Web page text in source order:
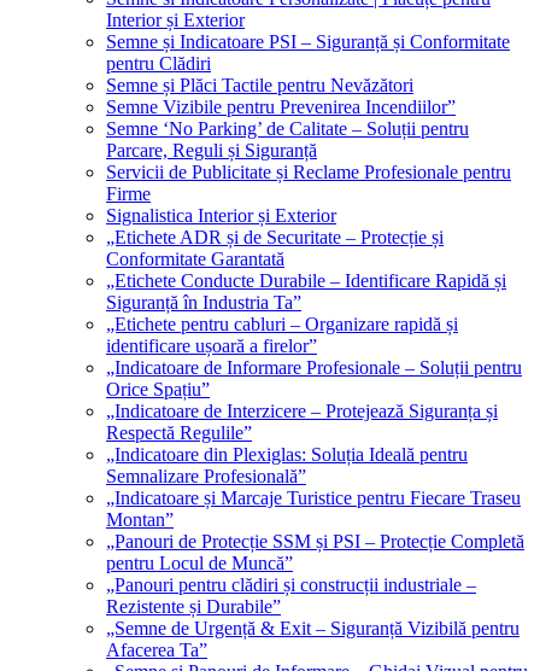
Interior și Exterior
Semne și Indicatoare PSI – Siguranță și Conformitate
pentru Clădiri
Semne și Plăci Tactile pentru Nevăzători
Semne Vizibile pentru Prevenirea Incendiilor”
Semne ‘No Parking’ de Calitate – Soluții pentru
Parcare, Reguli și Siguranță
Servicii de Publicitate și Reclame Profesionale pentru
Firme
Signalistica Interior și Exterior
„Etichete ADR și de Securitate – Protecție și
Conformitate Garantată
„Etichete Conducte Durabile – Identificare Rapidă și
Siguranță în Industria Ta”
„Etichete pentru cabluri – Organizare rapidă și
identificare ușoară a firelor”
„Indicatoare de Informare Profesionale – Soluții pentru
Orice Spațiu”
„Indicatoare de Interzicere – Protejează Siguranța și
Respectă Regulile”
„Indicatoare din Plexiglas: Soluția Ideală pentru
Semnalizare Profesională”
„Indicatoare și Marcaje Turistice pentru Fiecare Traseu
Montan”
„Panouri de Protecție SSM și PSI – Protecție Completă
pentru Locul de Muncă”
„Panouri pentru clădiri și construcții industriale –
Rezistente și Durabile”
„Semne de Urgență & Exit – Siguranță Vizibilă pentru
Afacerea Ta”